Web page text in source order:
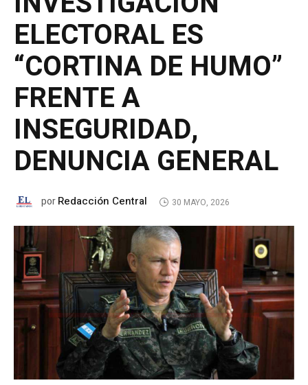
ELECTORAL ES
“CORTINA DE HUMO”
FRENTE A
INSEGURIDAD,
DENUNCIA GENERAL
porRedacción Central 30 MAYO, 2026